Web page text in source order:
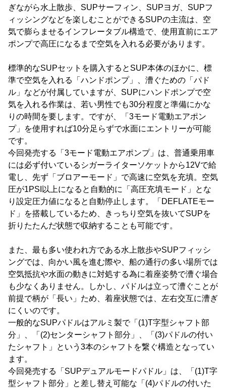
ぎながら水上散歩、SUPサーフィン、SUPヨガ、SUPフ
ィッシングなどを楽しむことができるSUPの主流は、空
気で膨らませるインフレータブル構造で、使用直前にエア
ポンプで高圧になるまで空気を入れる必要があります。
標準的なSUPセットを購入するとSUP本体のほかに、標
準で空気を入れる「ハンドポンプ」、漕ぐための「パド
ル」などが付属していますが、SUPにハンドポンプで空
気を入れる作業は、若い男性でも30分程度と準備にかな
りの時間を要します。ですが、「3モード電動エアポン
プ」を使用すれば10分足らずで水面にエントリーが可能
です。
今回発売する「3モード電動エアポンプ」は、普通乗用車
には必ず付いているシガーライターソケットから12Vで給
電し、先ず「ブロアーモード」で高速に空気を充填。空気
圧が1PSI以上になると自動的に「高圧充填モード」とな
り設定圧力値になると自動停止します。「DEFLATEモー
ド」を搭載しているため、きっちり空気を抜いてSUPを
折りたたんだ状態で収納することも可能です。
また、最も多い使われ方である水上散歩やSUPフィッシ
ングでは、向かい風を進む際や、船の通行の多い場所では
空気抵抗や水面の動きに対処する為に着座姿勢で漕ぐ場合
も少なくありません。しかし、パドルは立って漕ぐことが
前提で柄が「長い」ため、着座状態では、左右交互に漕ぎ
にくいのです。
一般的なSUPパドルはアルミ製で「(1)T字型シャフト部
分」、「(2)センターシャフト部分」、「(3)パドルの付い
たシャフト」という3本のシャフトを繋ぐ構造となってい
ます。
今回発売する「SUPデュアルモードパドル」は、「(1)T字
型シャフト部分」と差し替え可能な「(4)パドルの付いた